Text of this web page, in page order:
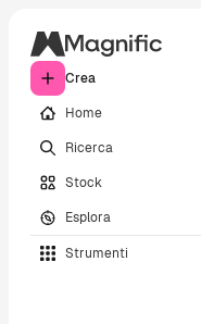
Crea
Home
Ricerca
Stock
Esplora
Strumenti